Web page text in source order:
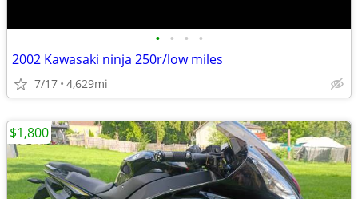
• • • •
2002 Kawasaki ninja 250r/low miles
7/17 4,629mi
$1,800